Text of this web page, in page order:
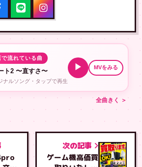
流れている曲
ト2 〜直すさ〜
ナルソング・タップで再生
▶ MVをみる
全曲きく ＞
次の記事
ゲーム機高価買